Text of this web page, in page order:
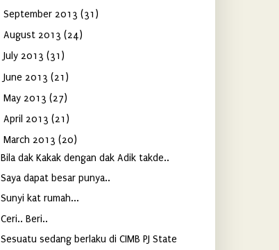
September 2013 (31)
August 2013 (24)
July 2013 (31)
June 2013 (21)
May 2013 (27)
April 2013 (21)
March 2013 (20)
Bila dak Kakak dengan dak Adik takde..
Saya dapat besar punya..
Sunyi kat rumah...
Ceri.. Beri..
Sesuatu sedang berlaku di CIMB PJ State